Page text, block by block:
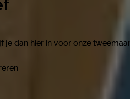
je dan hier in voor onze
je dan hier in voor onze